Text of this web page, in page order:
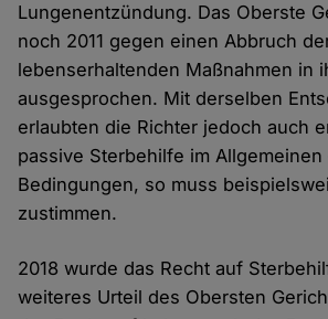
Lungenentzündung. Das Oberste
noch 2011 gegen einen Abbruch
lebenserhaltenden Maßnahmen in
ausgesprochen. Mit derselben
erlaubten die Richter jedoch auch
passive Sterbehilfe im
Bedingungen, so muss
zustimmen.
2018 wurde das Recht auf
weiteres Urteil des Obersten